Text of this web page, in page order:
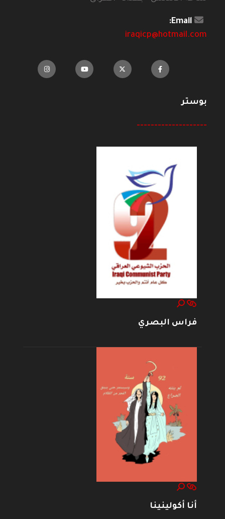
Email:
iraqicp@hotmail.com
بوستر
--------------------
فراس البصري
أنا أكولينينا